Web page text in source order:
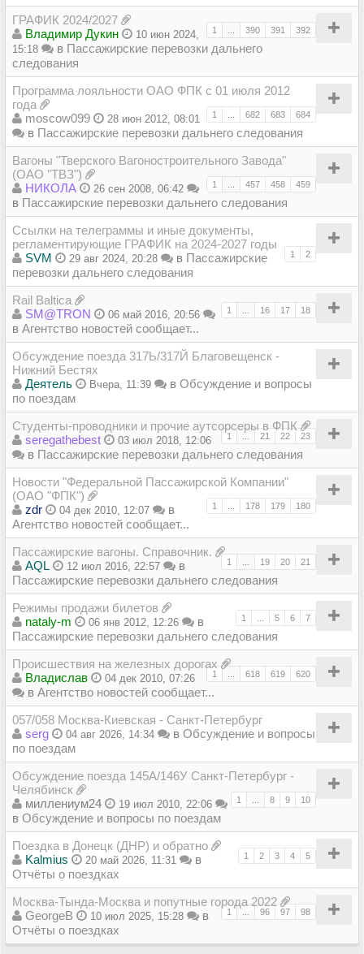
ГРАФИК 2024/2027
1 390 391 392
Владимир Дукин
10 июн 2024,
15:18
в Пассажирские перевозки дальнего
следования
Программа лояльности ОАО ФПК с 01 июля 2012
года
1 682 683 684
moscow099 28 июн 2012, 08:01
в Пассажирские перевозки дальнего следования
Вагоны "Тверского Вагоностроительного Завода"
(ОАО "ТВЗ")
1 457 458 459
НИКОЛА 26 сен 2008, 06:42
в Пассажирские перевозки дальнего следования
Ссылки на телеграммы и иные документы,
регламентирующие ГРАФИК на 2024-2027 годы
1 2
SVM 29 авг 2024, 20:28 в Пассажирские
перевозки дальнего следования
Rail Baltica
1 16 17 18
SM@TRON 06 май 2016, 20:56
в Агентство новостей сообщает...
Обсуждение поезда 317Ь/317Й Благовещенск -
Нижний Бестях
Деятель
Вчера, 11:39 в Обсуждение и вопросы
по поездам
Студенты-проводники и прочие аутсорсеры в ФПК
1 ... 21 22 23
seregathebest 03 июл 2018, 12:06
в Пассажирские перевозки дальнего следования
Новости "Федеральной Пассажирской Компании"
(ОАО "ФПК")
1 178 179 180
zdr 04 дек 2010, 12:07
в
Агентство новостей сообщает...
Пассажирские вагоны. Справочник.
1 19 20 21
AQL 12 июл 2016, 22:57
в
Пассажирские перевозки дальнего следования
Режимы продажи билетов
1 5 6 7
nataly-m 06 янв 2012, 12:26
в
Пассажирские перевозки дальнего следования
Происшествия на железных дорогах
1 618 619 620
Владиcлав 04 дек 2010, 07:26
в Агентство новостей сообщает...
057/058 Москва-Киевская - Санкт-Петербург
serg
04 авг 2026, 14:34 в Обсуждение и вопросы
по поездам
Обсуждение поезда 145А/146У Санкт-Петербург -
Челябинск
1 8 9 10
миллениум24 19 июл 2010, 22:06
в Обсуждение и вопросы по поездам
Поездка в Донецк (ДНР) и обратно
1 2 3 4 5
Kalmius 20 май 2026, 11:31
в
Отчёты о поездках
Москва-Тында-Москва и попутные города 2022
1 96 97 98
GeorgeB 10 июл 2025, 15:28
в
Отчёты о поездках